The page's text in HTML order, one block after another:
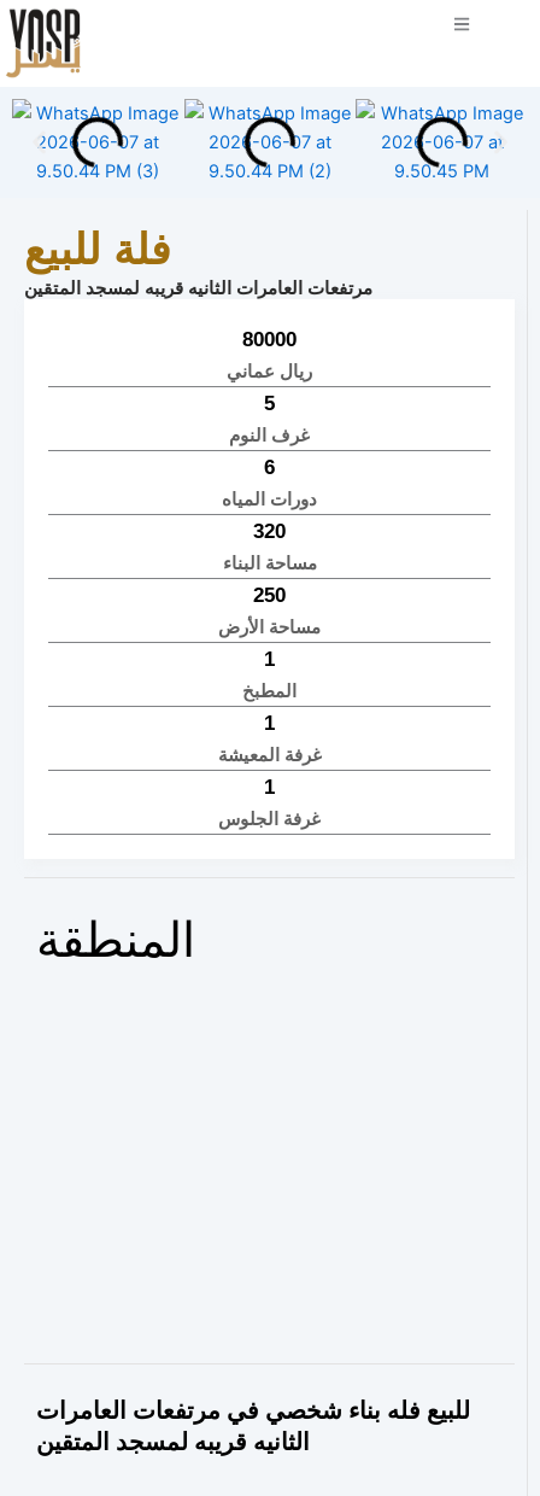
فلة للبيع
مرتفعات العامرات الثانيه قريبه لمسجد المتقين
80000
ريال عماني
5
غرف النوم
6
دورات المياه
320
مساحة البناء
250
مساحة الأرض
1
المطبخ
1
غرفة المعيشة
1
غرفة الجلوس
المنطقة
للبيع فله بناء شخصي في مرتفعات العامرات
الثانيه قريبه لمسجد المتقين